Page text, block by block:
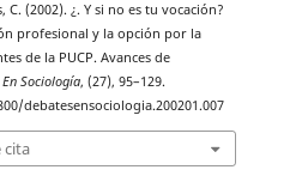
C. (2002). ¿. Y si no es tu vocación?
profesional y la opción por la
de la PUCP. Avances de
En Sociología, (27), 95–129.
debatesensociologia.200201.007
cita